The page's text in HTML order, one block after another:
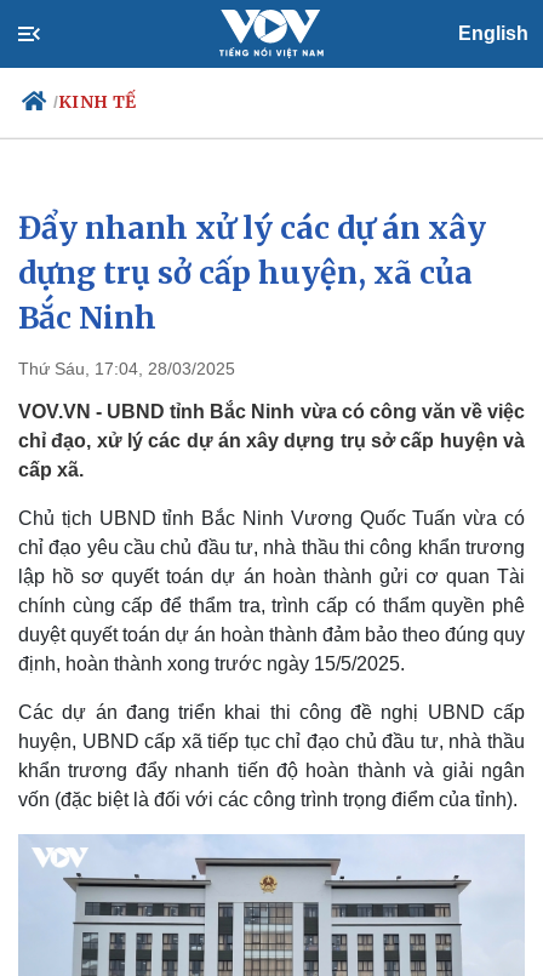
English
/KINH TẾ
Chính trị
Đảng
Tổ chức nhân sự
Quốc hội
Xã hội
Tin 24h
Dự báo thời tiết
Đẩy nhanh xử lý các dự án xây
dựng trụ sở cấp huyện, xã của
Bắc Ninh
Thứ Sáu, 17:04, 28/03/2025
VOV.VN - UBND tỉnh Bắc Ninh vừa có công văn về việc
chỉ đạo, xử lý các dự án xây dựng trụ sở cấp huyện và
cấp xã.
Chủ tịch UBND tỉnh Bắc Ninh Vương Quốc Tuấn vừa có
chỉ đạo yêu cầu chủ đầu tư, nhà thầu thi công khẩn trương
lập hồ sơ quyết toán dự án hoàn thành gửi cơ quan Tài
chính cùng cấp để thẩm tra, trình cấp có thẩm quyền phê
duyệt quyết toán dự án hoàn thành đảm bảo theo đúng quy
định, hoàn thành xong trước ngày 15/5/2025.
Các dự án đang triển khai thi công đề nghị UBND cấp
huyện, UBND cấp xã tiếp tục chỉ đạo chủ đầu tư, nhà thầu
khẩn trương đẩy nhanh tiến độ hoàn thành và giải ngân
vốn (đặc biệt là đối với các công trình trọng điểm của tỉnh).